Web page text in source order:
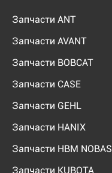
Запчасти ANT
Запчасти AVANT
Запчасти BOBCAT
Запчасти CASE
Запчасти GEHL
Запчасти HANIX
Запчасти HBM NOBAS
Запчасти KUBOTA